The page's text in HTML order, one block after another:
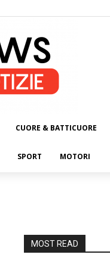
CUORE & BATTICUORE
SPORT MOTORI
MOST READ